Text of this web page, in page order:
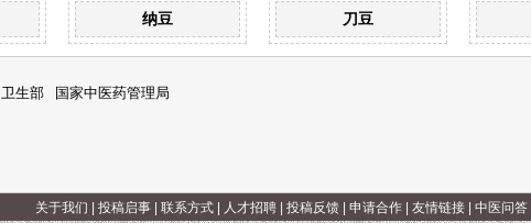
纳豆 刀豆
卫生部 国家中医药管理局
关于我们 投稿启事| 联系方式| 人才招聘| 投稿反馈| 申请合作| 友情链接| 中医问答|